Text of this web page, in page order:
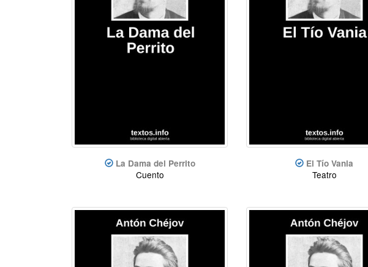
La Dama del Perrito
Cuento
El Tío Vania
Teatro